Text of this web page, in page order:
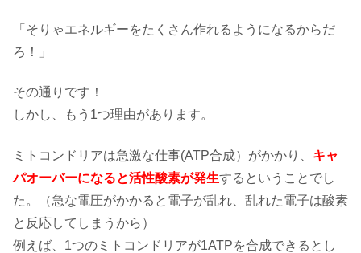
「そりゃエネルギーをたくさん作れるようになるからだ
ろ！」
その通りです！
しかし、もう1つ理由があります。
ミトコンドリアは急激な仕事(ATP合成）がかかり、 キャ
パオーバーになると活性酸素が発生するということでし
た。（急な電圧がかかると電子が乱れ、乱れた電子は酸素
と反応してしまうから）
例えば、1つのミトコンドリアが1ATPを合成できるとし